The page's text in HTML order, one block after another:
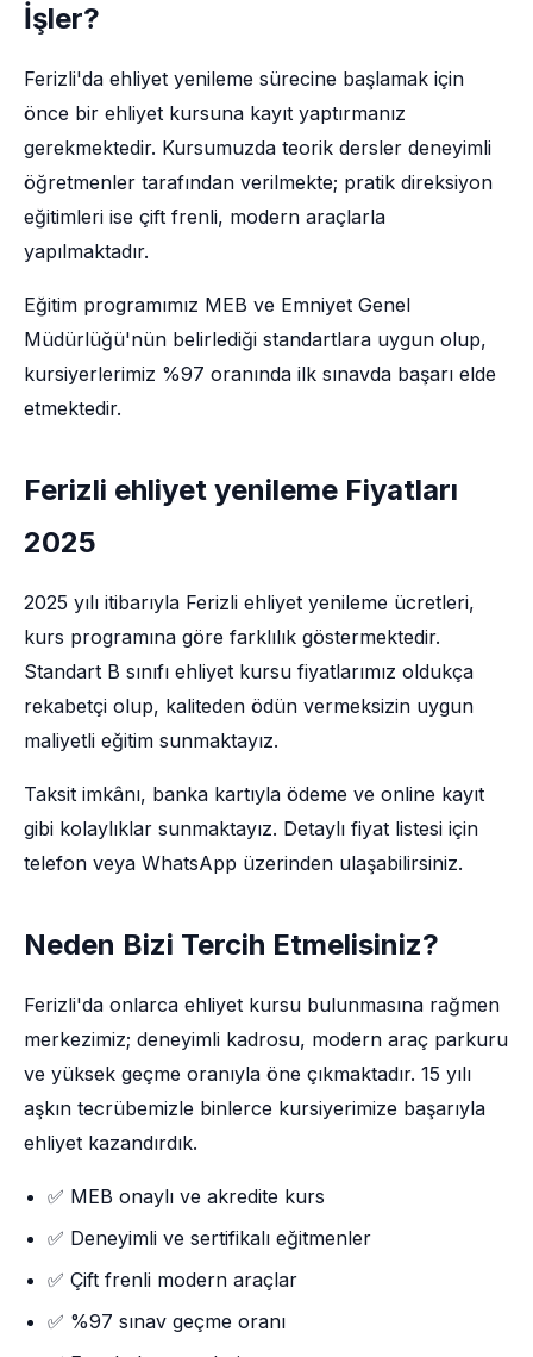
İşler?
Ferizli'da ehliyet yenileme sürecine başlamak için
önce bir ehliyet kursuna kayıt yaptırmanız
gerekmektedir. Kursumuzda teorik dersler deneyimli
öğretmenler tarafından verilmekte; pratik direksiyon
eğitimleri ise çift frenli, modern araçlarla
yapılmaktadır.
Eğitim programımız MEB ve Emniyet Genel
Müdürlüğü'nün belirlediği standartlara uygun olup,
kursiyerlerimiz %97 oranında ilk sınavda başarı elde
etmektedir.
Ferizli ehliyet yenileme Fiyatları
2025
2025 yılı itibarıyla Ferizli ehliyet yenileme ücretleri,
kurs programına göre farklılık göstermektedir.
Standart B sınıfı ehliyet kursu fiyatlarımız oldukça
rekabetçi olup, kaliteden ödün vermeksizin uygun
maliyetli eğitim sunmaktayız.
Taksit imkânı, banka kartıyla ödeme ve online kayıt
gibi kolaylıklar sunmaktayız. Detaylı fiyat listesi için
telefon veya WhatsApp üzerinden ulaşabilirsiniz.
Neden Bizi Tercih Etmelisiniz?
Ferizli'da onlarca ehliyet kursu bulunmasına rağmen
merkezimiz; deneyimli kadrosu, modern araç parkuru
ve yüksek geçme oranıyla öne çıkmaktadır. 15 yılı
aşkın tecrübemizle binlerce kursiyerimize başarıyla
ehliyet kazandırdık.
✅ MEB onaylı ve akredite kurs
✅ Deneyimli ve sertifikalı eğitmenler
✅ Çift frenli modern araçlar
✅ %97 sınav geçme oranı